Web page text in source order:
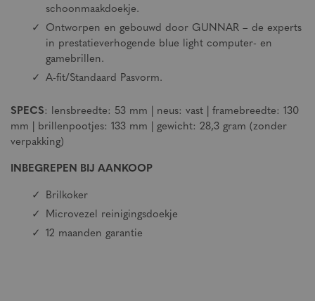
schoonmaakdoekje.
Ontworpen en gebouwd door GUNNAR – de experts
in prestatieverhogende blue light computer- en
gamebrillen.
A-fit/Standaard Pasvorm.
SPECS: lensbreedte: 53 mm | neus: vast | framebreedte: 130
mm | brillenpootjes: 133 mm | gewicht: 28,3 gram (zonder
verpakking)
INBEGREPEN BIJ AANKOOP
Brilkoker
Microvezel reinigingsdoekje
12 maanden garantie